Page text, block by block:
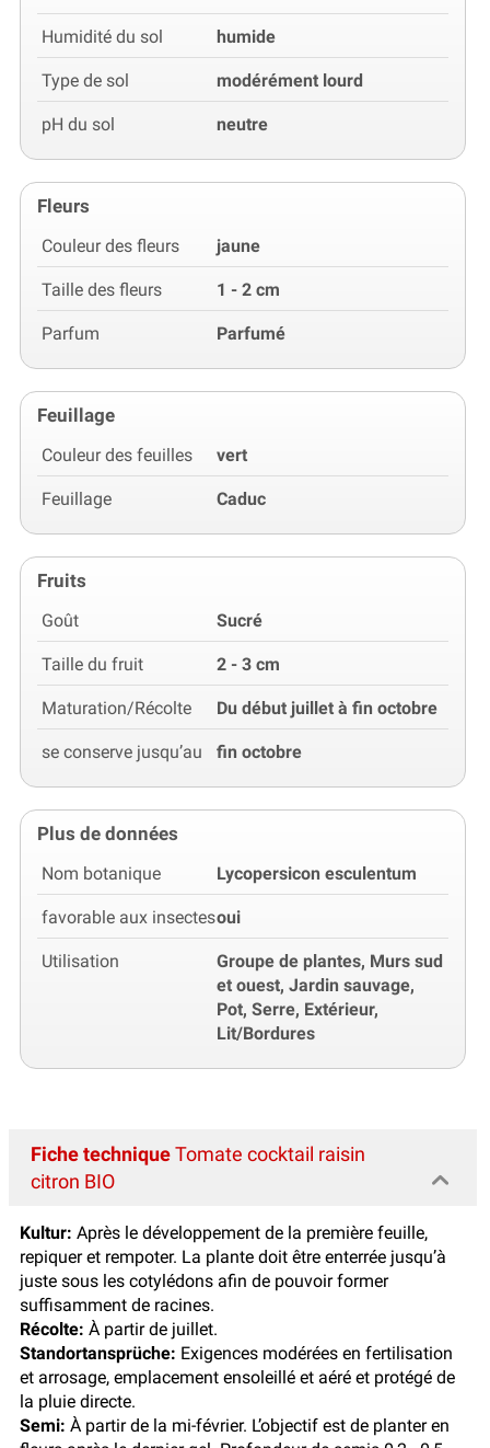
Humidité du sol humide
Type de sol modérément lourd
pH du sol neutre
Fleurs
Couleur des fleurs jaune
Taille des fleurs 1 - 2 cm
Parfum Parfumé
Feuillage
Couleur des feuilles vert
Feuillage Caduc
Fruits
Goût Sucré
Taille du fruit 2 - 3 cm
Maturation/Récolte Du début juillet à fin octobre
se conserve jusqu’au fin octobre
Plus de données
Nom botanique Lycopersicon esculentum
favorable aux insectesoui
Utilisation
Groupe de plantes, Murs sud
et ouest, Jardin sauvage,
Pot, Serre, Extérieur,
Lit/Bordures
Fiche techniqueTomate cocktail raisin
citron BIO
Kultur: Après le développement de la première feuille,
repiquer et rempoter. La plante doit être enterrée jusqu’à
juste sous les cotylédons afin de pouvoir former
suffisamment de racines.
Récolte: À partir de juillet.
Standortansprüche: Exigences modérées en fertilisation
et arrosage, emplacement ensoleillé et aéré et protégé de
la pluie directe.
Semi: À partir de la mi-février. L’objectif est de planter en